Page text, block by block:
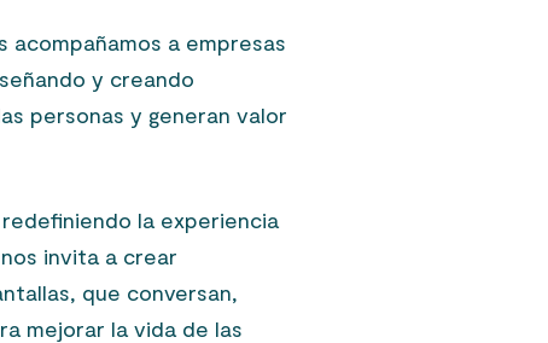
acompañamos a empresas
y creando
personas y generan valor
la experiencia
invita a crear
que conversan,
mejorar la vida de las